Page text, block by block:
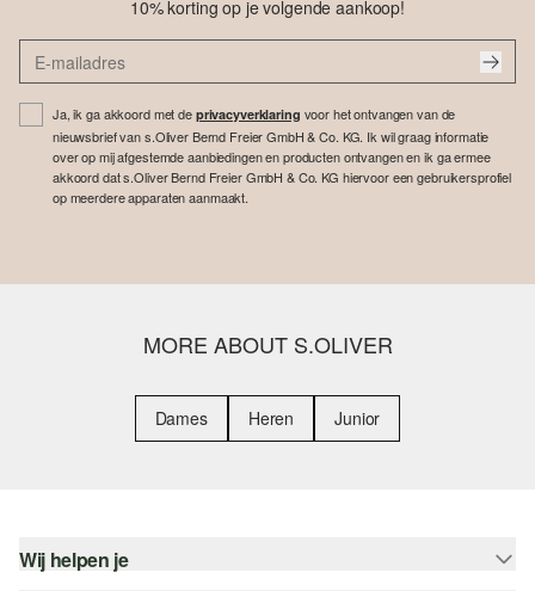
10% korting op je volgende aankoop!
Ja, ik ga akkoord met de privacyverklaring voor het ontvangen van de
nieuwsbrief van s.Oliver Bernd Freier GmbH & Co. KG. Ik wil graag informatie
over op mij afgestemde aanbiedingen en producten ontvangen en ik ga ermee
akkoord dat s.Oliver Bernd Freier GmbH & Co. KG hiervoor een gebruikersprofiel
op meerdere apparaten aanmaakt.
MORE ABOUT S.OLIVER
Dames Heren Junior
Wij helpen je